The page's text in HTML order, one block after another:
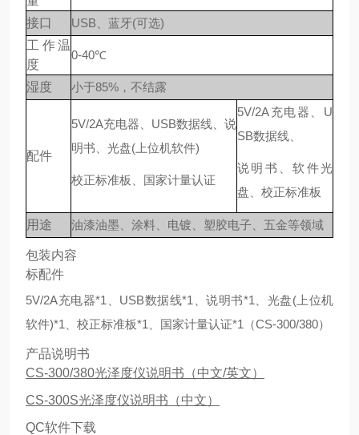
接口
USB、蓝牙(可选)
工作温
度
0-40℃
湿度 小于85%，不结露
配件
5V/2A充电器、USB数据线、说
明书、光盘(上位机软件)
校正标准板、国家计量认证
5V/2A充电器、U
SB数据线、
说明书、软件光
盘、校正标准板
用途 油漆油墨、涂料、电镀、塑胶电子、五金等领域
包装内容
标配件
5V/2A充电器*1、USB数据线*1、说明书*1、光盘(上位机
软件)*1、校正标准板*1、国家计量认证*1（CS-300/380）
产品说明书
CS-300/380光泽度仪说明书（中文/英文）
CS-300S光泽度仪说明书（中文）
QC软件下载